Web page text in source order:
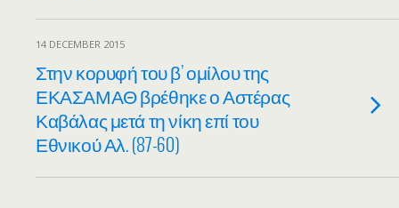
14 DECEMBER 2015
Στην κορυφή του β’ ομίλου της
ΕΚΑΣΑΜΑΘ βρέθηκε ο Αστέρας
Καβάλας μετά τη νίκη επί του
Εθνικού Αλ. (87-60)